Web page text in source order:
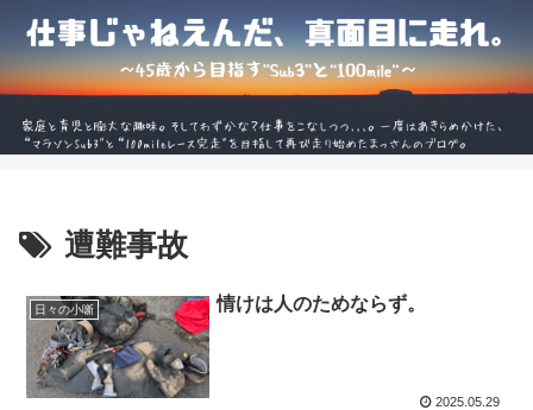
遭難事故
日々の小噺 情けは人のためならず。
2025.05.29